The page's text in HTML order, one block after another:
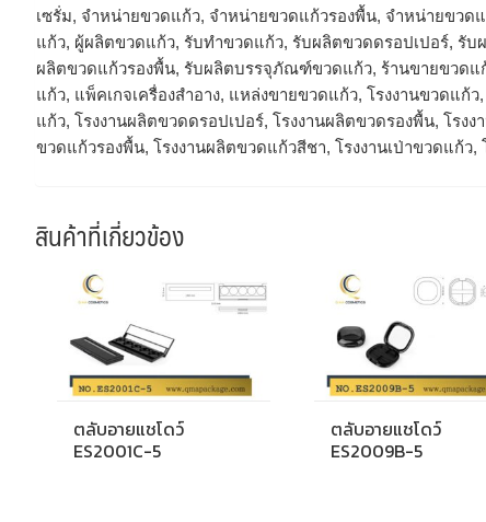
เซรั่ม, จำหน่ายขวดแก้ว, จำหน่ายขวดแก้วรองพื้น, จําหน่ายข
แก้ว, ผู้ผลิตขวดแก้ว, รับทำขวดแก้ว, รับผลิตขวดดรอปเปอร์, รั
ผลิตขวดแก้วรองพื้น, รับผลิตบรรจุภัณฑ์ขวดแก้ว, ร้านขายขวดแ
แก้ว, แพ็คเกจเครื่องสำอาง, แหล่งขายขวดแก้ว, โรงงานขวดแก้
แก้ว, โรงงานผลิตขวดดรอปเปอร์, โรงงานผลิตขวดรองพื้น, โรง
ขวดแก้วรองพื้น, โรงงานผลิตขวดแก้วสีชา, โรงงานเป่าขวดแก้ว,
สินค้าที่เกี่ยวข้อง
ตลับอายแชโดว์
ES2001C-5
ตลับอายแชโดว์
ES2009B-5